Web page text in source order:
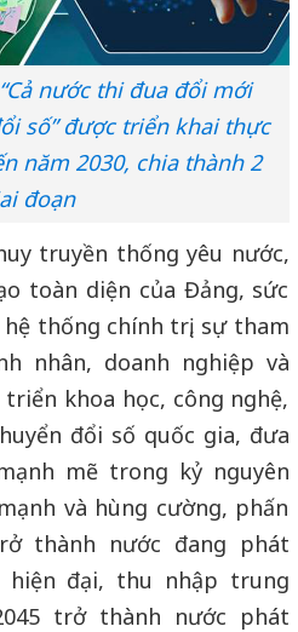
nước thi đua đổi mới
số” được triển khai thực
năm 2030, chia thành 2
đoạn
truyền thống yêu nước,
toàn diện của Đảng, sức
thống chính trị, sự tham
nhân, doanh nghiệp và
khoa học, công nghệ,
đổi số quốc gia, đưa
mẽ trong kỷ nguyên
và hùng cường, phấn
thành nước đang phát
hiện đại, thu nhập trung
trở thành nước phát